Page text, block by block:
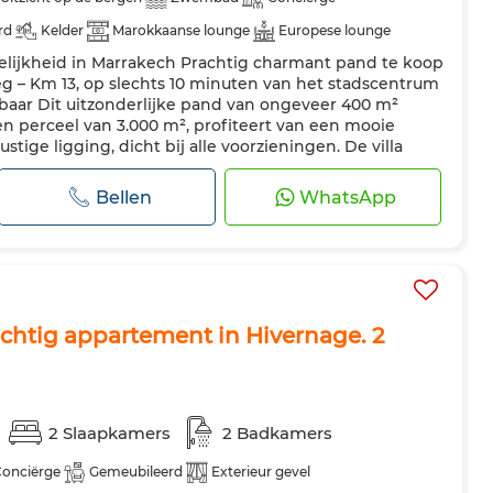
Kelder Marokkaanse lounge
Europese lounge
Air conditioning Verwarming
Beveiliging
Uitgeruste keuken Koelkast Vaatwasser
in Marrakech Prachtig charmant pand te koop
– Km 13, op slechts 10 minuten van het stadscentrum
Dit uitzonderlijke pand van ongeveer 400 m²
perceel van 3.000 m², profiteert van een mooie
ligging, dicht bij alle voorzieningen. De villa
eetkamer, grote lounges...
Bellen WhatsApp
appartement in Hivernage. 2
2 Slaapkamers 2 Badkamers
Gemeubileerd Exterieur gevel